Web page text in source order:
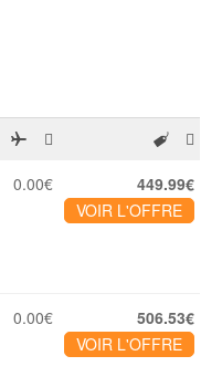
0.00€
449.99€
VOIR L'OFFRE
0.00€
506.53€
VOIR L'OFFRE